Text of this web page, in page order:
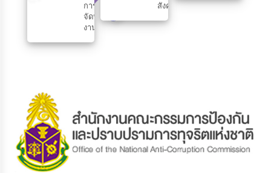
การ
จัดหา
งาน
สังคม